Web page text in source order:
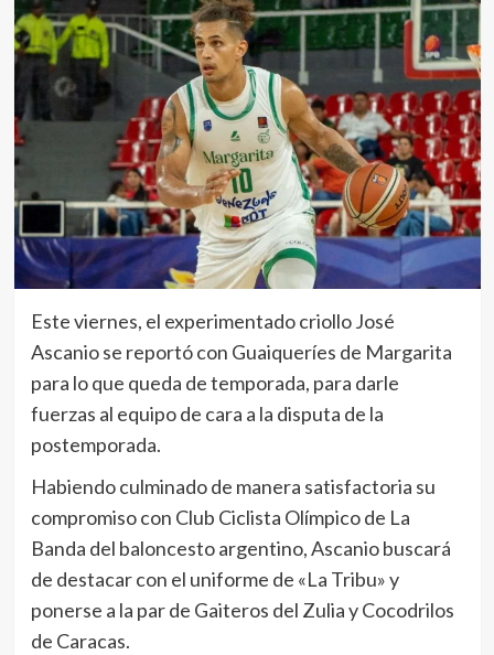
Este viernes, el experimentado criollo José
Ascanio se reportó con Guaiqueríes de Margarita
para lo que queda de temporada, para darle
fuerzas al equipo de cara a la disputa de la
postemporada.
Habiendo culminado de manera satisfactoria su
compromiso con Club Ciclista Olímpico de La
Banda del baloncesto argentino, Ascanio buscará
de destacar con el uniforme de «La Tribu» y
ponerse a la par de Gaiteros del Zulia y Cocodrilos
de Caracas.